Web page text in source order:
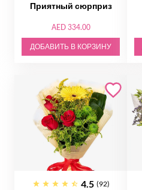
Приятный сюрприз
AED 334.00
ДОБАВИТЬ В КОРЗИНУ
4.5 (92)